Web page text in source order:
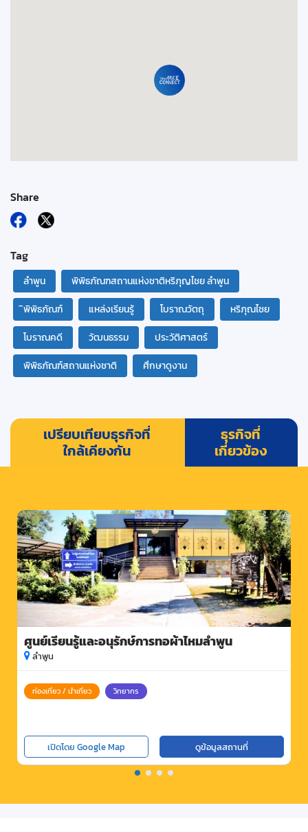
Share
Tag
ลำพูน
พิพิธภัณฑสถานแห่งชาติหริภุญไชย ลำพูน
ิพิพิธภัณฑ์
แหล่งเรียนรู้ โบราณวัตถุ
หริภุณไชย
โบราณคดี
วัฒนธรรม
ประวัติศาสตร์
พิพิธภัณฑ์สถานแห่งชาติ
ศึกษาดูงาน
เปรียบเทียบธุรกิจที่
ใกล้เคียงกัน
ธุรกิจที่
เกี่ยวข้อง
ศูนย์เรียนรู้และอนุรักษ์การทอผ้าไหมลำพูน
ลำพูน
ท่องเที่ยว / นำเที่ยว วิทยากร
เปิดโดย Google Map ดูข้อมูลสถานที่